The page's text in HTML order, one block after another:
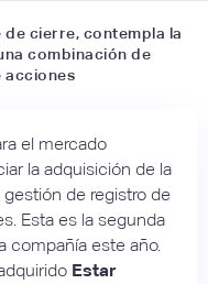
cierre, contempla la
combinación de
acciones
el mercado
la adquisición de la
gestión de registro de
Esta es la segunda
compañía este año.
Estar